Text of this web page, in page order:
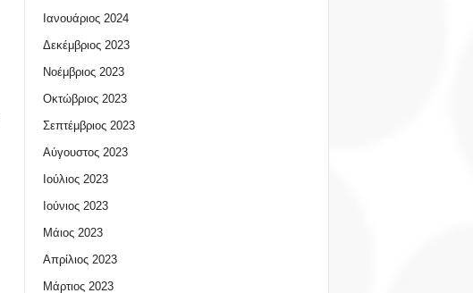
Ιανουάριος 2024
Δεκέμβριος 2023
Νοέμβριος 2023
Οκτώβριος 2023
Σεπτέμβριος 2023
Αύγουστος 2023
Ιούλιος 2023
Ιούνιος 2023
Μάιος 2023
Απρίλιος 2023
Μάρτιος 2023